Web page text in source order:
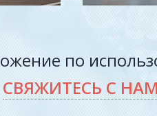
по
СВЯЖИТЕСЬ С